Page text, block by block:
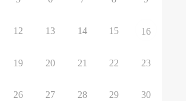
12 13 14 15 16
19 20 21 22 23
26 27 28 29 30